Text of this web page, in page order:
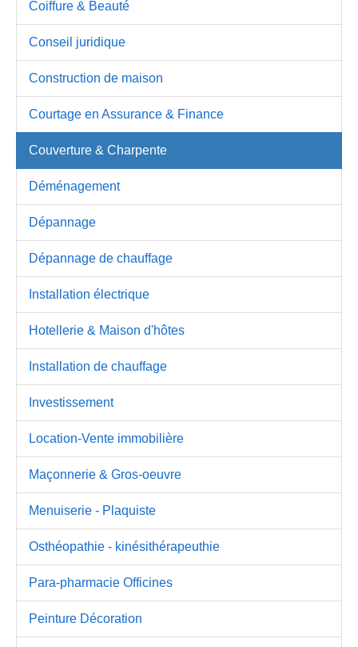
Coiffure & Beauté
Conseil juridique
Construction de maison
Courtage en Assurance & Finance
Couverture & Charpente
Déménagement
Dépannage
Dépannage de chauffage
Installation électrique
Hotellerie & Maison d'hôtes
Installation de chauffage
Investissement
Location-Vente immobilière
Maçonnerie & Gros-oeuvre
Menuiserie - Plaquiste
Osthéopathie - kinésithérapeuthie
Para-pharmacie Officines
Peinture Décoration